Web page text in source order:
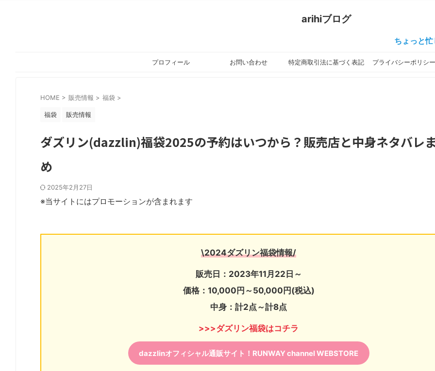
arihiブログ
ちょっと忙しくて
プロフィール お問い合わせ 特定商取引法に基づく表記 プライバシーポリシー
HOME > 販売情報 > 福袋 >
福袋 販売情報
ダズリン(dazzlin)福袋2025の予約はいつから？販売店と中身ネタバレ
め
2025年2月27日
※当サイトにはプロモーションが含まれます
\2024ダズリン福袋情報/
販売日：2023年11月22日～
価格：10,000円～50,000円(税込)
中身：計2点～計8点
>>>ダズリン福袋はコチラ
dazzlinオフィシャル通販サイト！RUNWAY channel WEBSTORE